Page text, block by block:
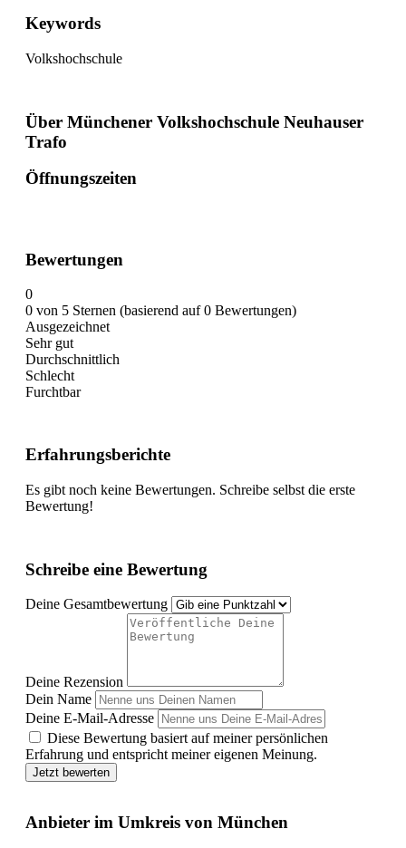
Keywords
Volkshochschule
Über Münchener Volkshochschule Neuhauser
Trafo
Öffnungszeiten
Bewertungen
0
0 von 5 Sternen (basierend auf 0 Bewertungen)
Ausgezeichnet
Sehr gut
Durchschnittlich
Schlecht
Furchtbar
Erfahrungsberichte
Es gibt noch keine Bewertungen. Schreibe selbst die erste
Bewertung!
Schreibe eine Bewertung
Deine Gesamtbewertung
Deine Rezension
Dein Name
Deine E-Mail-Adresse
Diese Bewertung basiert auf meiner persönlichen
Erfahrung und entspricht meiner eigenen Meinung.
Jetzt bewerten
Anbieter im Umkreis von München